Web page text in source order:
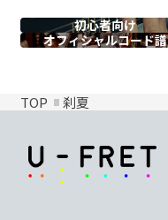
初心者向け
オフィシャルコード譜
TOP 刹夏